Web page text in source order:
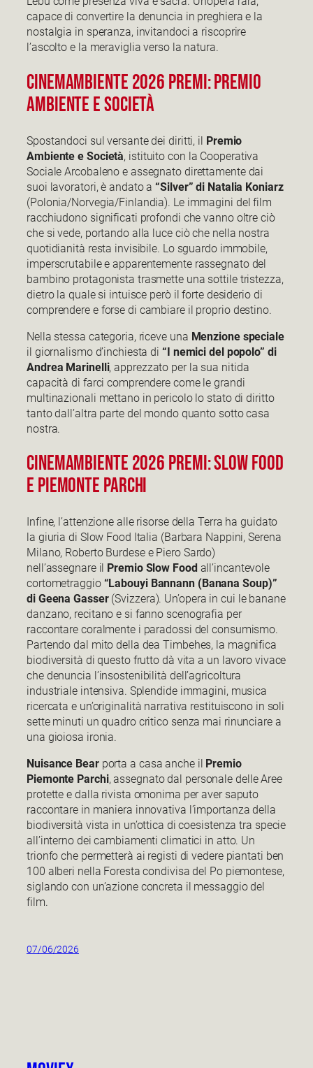
capace di convertire la denuncia in preghiera e la
nostalgia in speranza, invitandoci a riscoprire
l’ascolto e la meraviglia verso la natura.
CinemAmbiente 2026 premi: Premio
Ambiente e società
Spostandoci sul versante dei diritti, il Premio
Ambiente e Società, istituito con la Cooperativa
Sociale Arcobaleno e assegnato direttamente dai
suoi lavoratori, è andato a“Silver” di Natalia Koniarz
(Polonia/Norvegia/Finlandia). Le immagini del film
racchiudono significati profondi che vanno oltre ciò
che si vede, portando alla luce ciò che nella nostra
quotidianità resta invisibile. Lo sguardo immobile,
imperscrutabile e apparentemente rassegnato del
bambino protagonista trasmette una sottile tristezza,
dietro la quale si intuisce però il forte desiderio di
comprendere e forse di cambiare il proprio destino.
Nella stessa categoria, riceve una Menzione speciale
il giornalismo d’inchiesta di “I nemici del popolo” di
Andrea Marinelli, apprezzato per la sua nitida
capacità di farci comprendere come le grandi
multinazionali mettano in pericolo lo stato di diritto
tanto dall’altra parte del mondo quanto sotto casa
nostra.
CinemAmbiente 2026 Premi: Slow Food
e Piemonte Parchi
Infine, l’attenzione alle risorse della Terra ha guidato
la giuria di Slow Food Italia (Barbara Nappini, Serena
Milano, Roberto Burdese e Piero Sardo)
nell’assegnare il Premio Slow Foodall’incantevole
cortometraggio “Labouyi Bannann (Banana Soup)”
di Geena Gasser(Svizzera). Un’opera in cui le banane
danzano, recitano e si fanno scenografia per
raccontare coralmente i paradossi del consumismo.
Partendo dal mito della dea Timbehes, la magnifica
biodiversità di questo frutto dà vita a un lavoro vivace
che denuncia l’insostenibilità dell’agricoltura
industriale intensiva. Splendide immagini, musica
ricercata e un’originalità narrativa restituiscono in soli
sette minuti un quadro critico senza mai rinunciare a
una gioiosa ironia.
Nuisance Bear porta a casa anche il Premio
Piemonte Parchi, assegnato dal personale delle Aree
protette e dalla rivista omonima per aver saputo
raccontare in maniera innovativa l’importanza della
biodiversità vista in un’ottica di coesistenza tra specie
all’interno dei cambiamenti climatici in atto. Un
trionfo che permetterà ai registi di vedere piantati ben
100 alberi nella Foresta condivisa del Po piemontese,
siglando con un’azione concreta il messaggio del
film.
07/06/2026